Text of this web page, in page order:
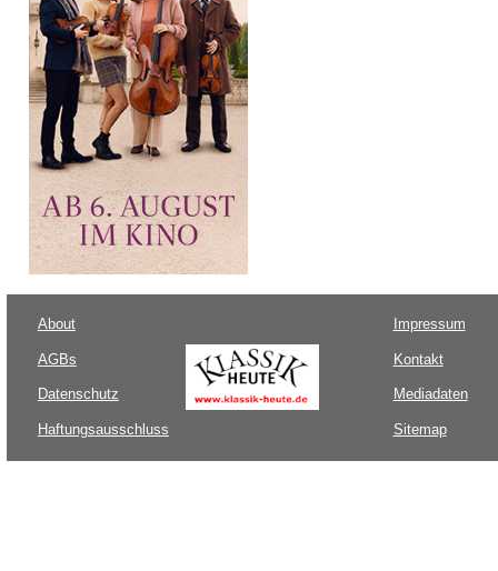
About
AGBs
Datenschutz
Haftungsausschluss
Impressum
Kontakt
Mediadaten
Sitemap